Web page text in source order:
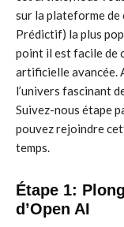
sur la plateforme de
Prédictif) la plus
point il est facile de
artificielle avancée.
l’univers fascinant
Suivez-nous étape
pouvez rejoindre
temps.
Étape 1:
d’Open AI